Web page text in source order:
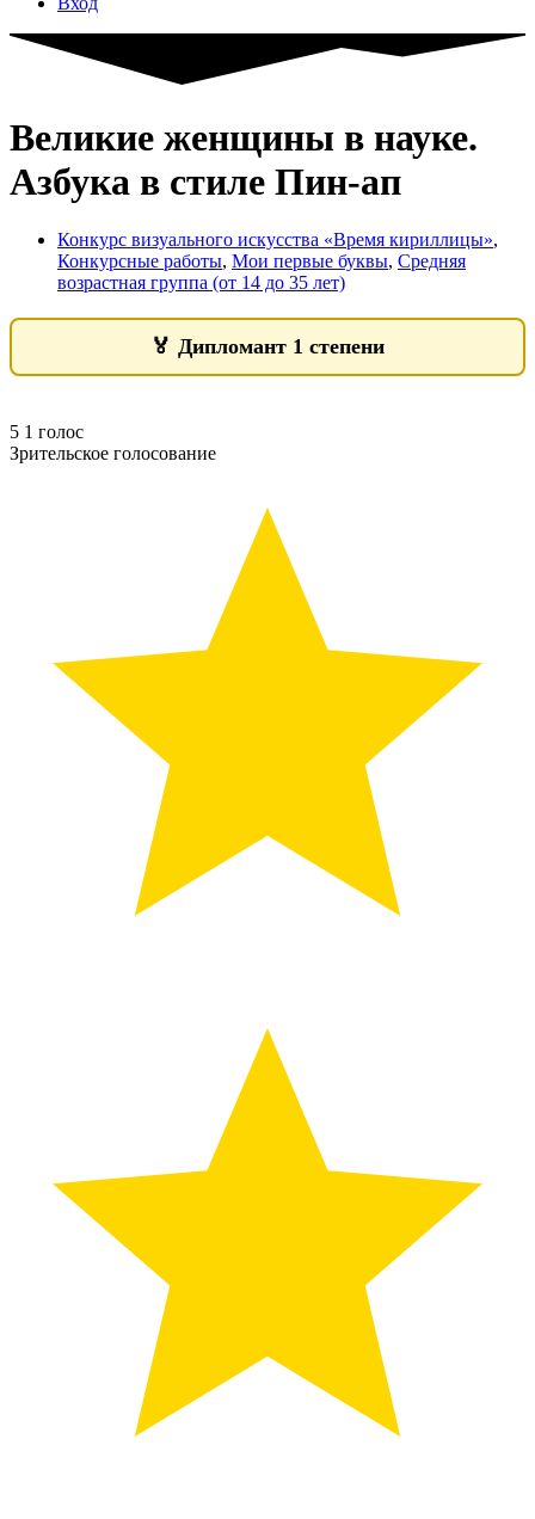
Великие женщины в науке.
Азбука в стиле Пин-ап
Конкурс визуального искусства «Время кириллицы»,
Конкурсные работы, Мои первые буквы, Средняя
возрастная группа (от 14 до 35 лет)
🏅 Дипломант 1 степени
5 1 голос
Зрительское голосование